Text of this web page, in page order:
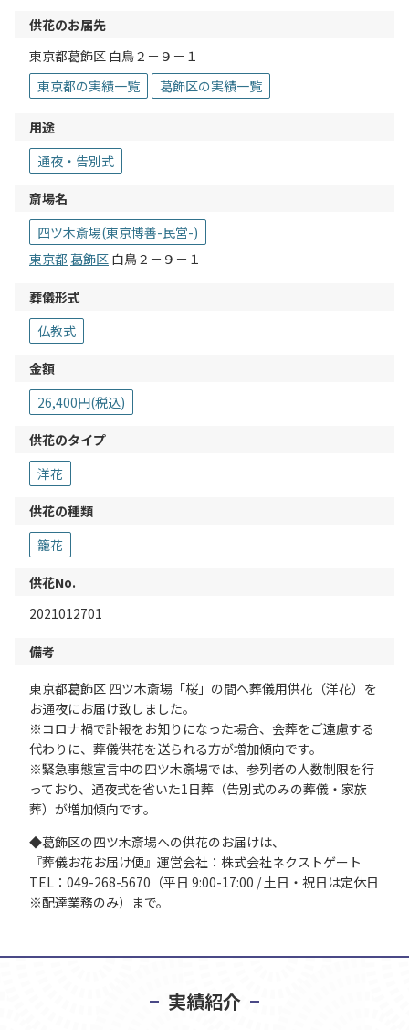
供花のお届先
東京都葛飾区 白鳥２－９－１
東京都の実績一覧
葛飾区の実績一覧
用途
通夜・告別式
斎場名
四ツ木斎場(東京博善-民営-)
東京都 葛飾区 白鳥２－９－１
葬儀形式
仏教式
金額
26,400円(税込)
供花のタイプ
洋花
供花の種類
籠花
供花No.
2021012701
備考
東京都葛飾区 四ツ木斎場「桜」の間へ葬儀用供花（洋花）を
お通夜にお届け致しました。
※コロナ禍で訃報をお知りになった場合、会葬をご遠慮する
代わりに、葬儀供花を送られる方が増加傾向です。
※緊急事態宣言中の四ツ木斎場では、参列者の人数制限を行
っており、通夜式を省いた1日葬（告別式のみの葬儀・家族
葬）が増加傾向です。
◆葛飾区の四ツ木斎場への供花のお届けは、
『葬儀お花お届け便』運営会社：株式会社ネクストゲート
TEL：049-268-5670（平日 9:00-17:00 / 土日・祝日は定休日
※配達業務のみ）まで。
実績紹介